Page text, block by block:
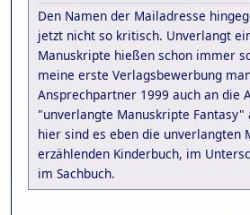
Den Namen der Mailadresse
jetzt nicht so kritisch. Unverlangt
Manuskripte hießen schon immer
meine erste Verlagsbewerbung
Ansprechpartner 1999 auch an die
"unverlangte Manuskripte
hier sind es eben die unverlangten
erzählenden Kinderbuch, im
im Sachbuch.